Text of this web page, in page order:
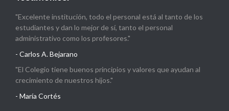
"Excelente institución, todo el personal está al tanto de los
estudiantes y dan lo mejor de sí, tanto el personal
administrativo como los profesores."
- Carlos A. Bejarano
"El Colegio tiene buenos principios y valores que ayudan al
crecimiento de nuestros hijos."
- María Cortés